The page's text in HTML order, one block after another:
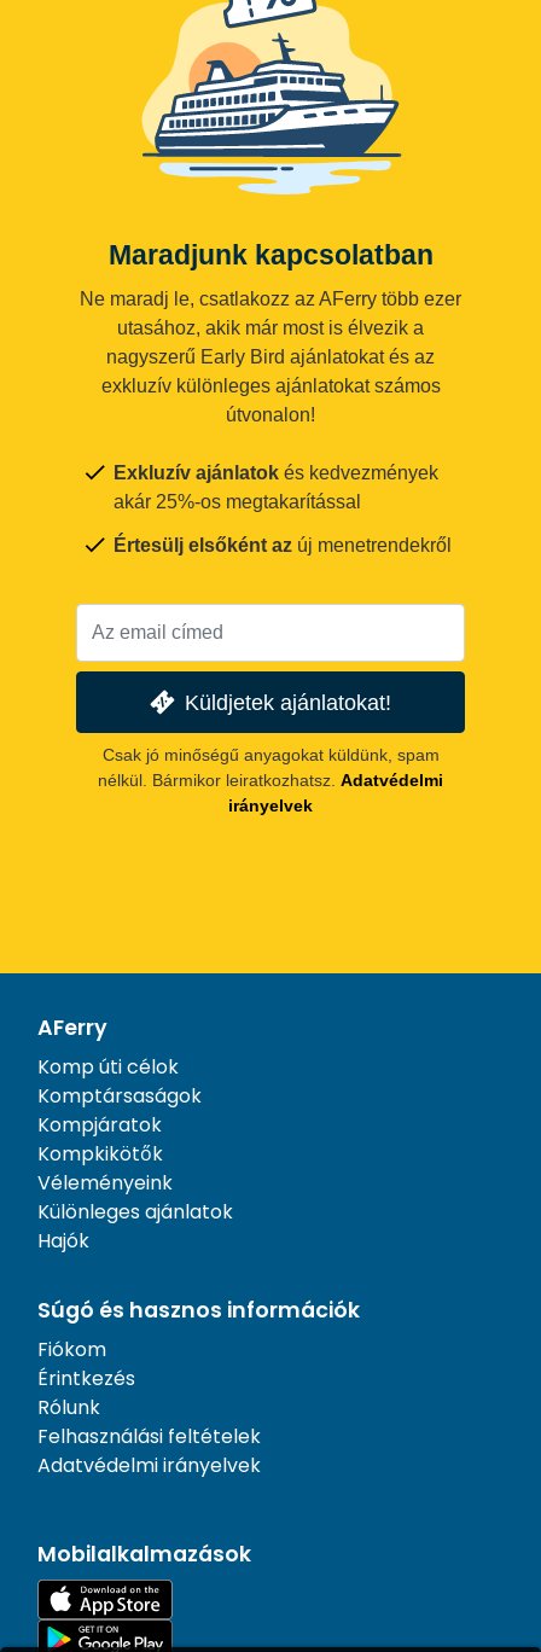
Maradjunk kapcsolatban
Ne maradj le, csatlakozz az AFerry több ezer
utasához, akik már most is élvezik a
nagyszerű Early Bird ajánlatokat és az
exkluzív különleges ajánlatokat számos
útvonalon!
Exkluzív ajánlatok és kedvezmények
akár 25%-os megtakarítással
Értesülj elsőként az új menetrendekről
Küldjetek ajánlatokat!
Csak jó minőségű anyagokat küldünk, spam
nélkül. Bármikor leiratkozhatsz. Adatvédelmi
irányelvek
AFerry
Komp úti célok
Komptársaságok
Kompjáratok
Kompkikötők
Véleményeink
Különleges ajánlatok
Hajók
Súgó és hasznos információk
Fiókom
Érintkezés
Rólunk
Felhasználási feltételek
Adatvédelmi irányelvek
Mobilalkalmazások